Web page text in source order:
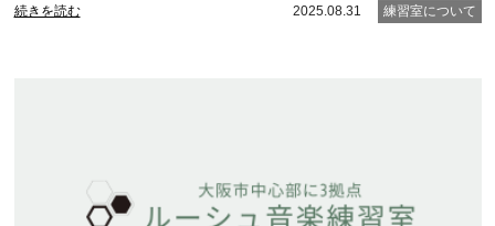
続きを読む 2025.08.31 練習室について